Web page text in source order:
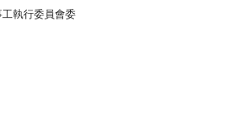
執行委員會委